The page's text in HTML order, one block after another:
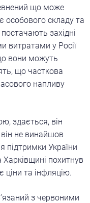
що може
особового складу та
західні
витратами у Росії
вони можуть
що часткова
напливу
здається, він
не винайшов
підтримки України
Харківщині похитнув
ціни та інфляцію.
з червоними